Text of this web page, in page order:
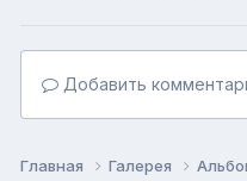
Добавить
Главная Галерея